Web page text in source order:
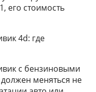
его стоимость
с бензиновыми
меняться не